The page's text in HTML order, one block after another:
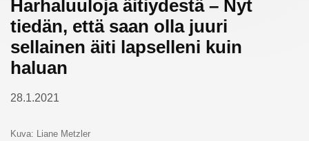
Harhaluuloja äitiydestä – Nyt
tiedän, että saan olla juuri
sellainen äiti lapselleni kuin
haluan
28.1.2021
Kuva: Liane Metzler